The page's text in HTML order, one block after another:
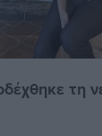
τη